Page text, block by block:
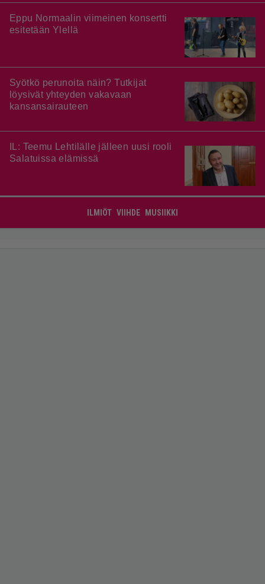
Eppu Normaalin viimeinen konsertti
esitetään Ylellä
Syötkö perunoita näin? Tutkijat
löysivät yhteyden vakavaan
kansansairauteen
IL: Teemu Lehtilälle jälleen uusi rooli
Salatuissa elämissä
ILMIÖT VIIHDE MUSIIKKI